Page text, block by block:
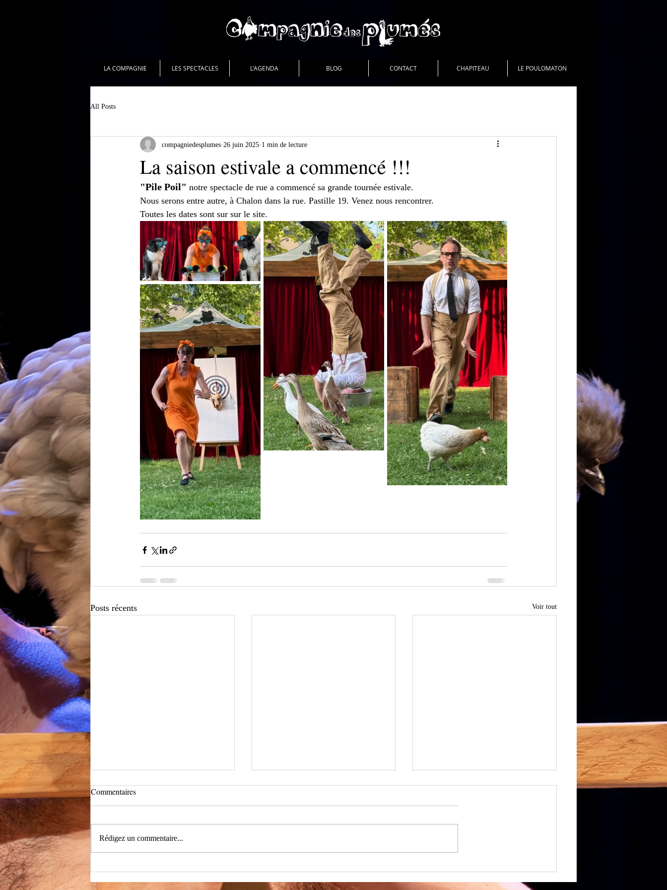
LA COMPAGNIE LES SPECTACLES L'AGENDA BLOG CONTACT CHAPITEAU LE POULOMATON
All Posts
La saison estivale a commencé !!!
compagniedesplumes 26 juin 2025 1 min de lecture
"Pile Poil" notre spectacle de rue a commencé sa grande tournée estivale.
Nous serons entre autre, à Chalon dans la rue. Pastille 19. Venez nous rencontrer.
Toutes les dates sont sur sur le site.
Posts récents Voir tout
C'est reparti pour l'été !!!
Mais Quel été !!!
Nous avons eu la chance de jouer à
Commentaires
Rédigez un commentaire...